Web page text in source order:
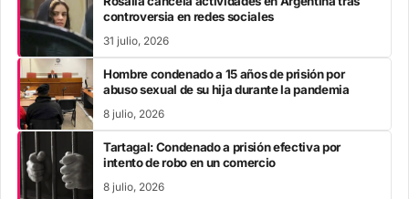
controversia en redes sociales
31 julio, 2026
Hombre condenado a 15 años de prisión por
abuso sexual de su hija durante la pandemia
8 julio, 2026
Tartagal: Condenado a prisión efectiva por
intento de robo en un comercio
8 julio, 2026